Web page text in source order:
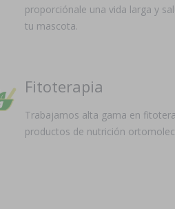
proporciónale una vida larga y
tu mascota.
Fitoterapia
Trabajamos alta gama en
productos de nutrición